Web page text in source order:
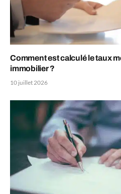
Comment est calculé le taux
immobilier ?
10 juillet 2026